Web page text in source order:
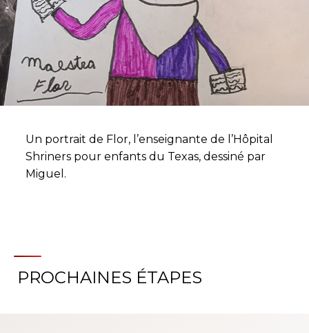
Un portrait de Flor, l’enseignante de l’Hôpital
Shriners pour enfants du Texas, dessiné par
Miguel.
PROCHAINES ÉTAPES